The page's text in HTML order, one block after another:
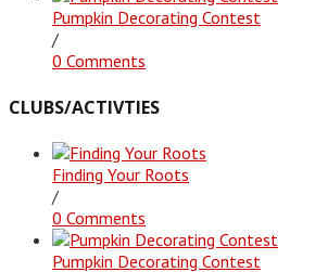
Pumpkin Decorating Contest
/
0 Comments
CLUBS/ACTIVTIES
Finding Your Roots
/
0 Comments
Pumpkin Decorating Contest